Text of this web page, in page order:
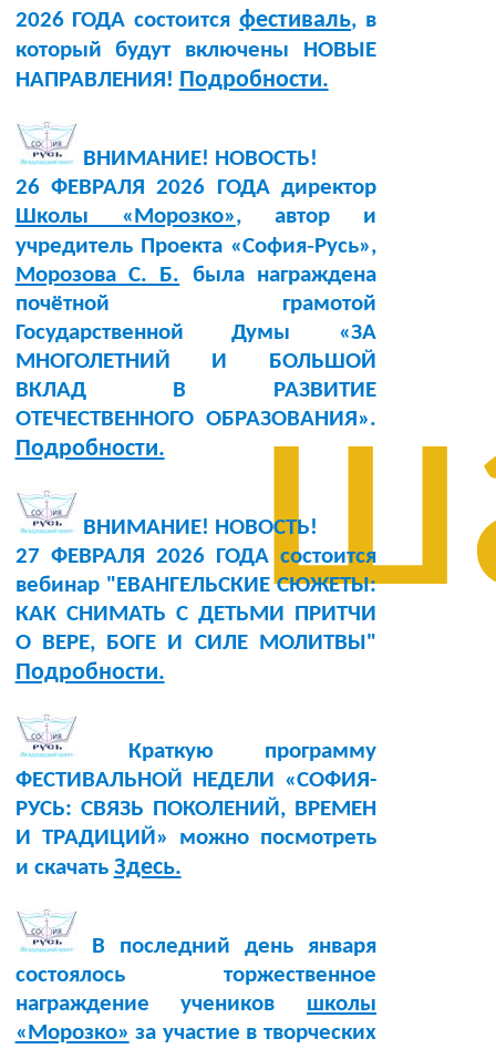
2026 ГОДА состоитсяфестиваль, в
который будут включены НОВЫЕ
НАПРАВЛЕНИЯ! Подробности.
ВНИМАНИЕ! НОВОСТЬ!
26 ФЕВРАЛЯ 2026 ГОДА директор
Школы «Морозко», автор и
учредитель Проекта «София‑Русь»,
Морозова С. Б. была награждена
почётной грамотой
Государственной Думы «ЗА
МНОГОЛЕТНИЙ И БОЛЬШОЙ
ВКЛАД В РАЗВИТИЕ
ОТЕЧЕСТВЕННОГО ОБРАЗОВАНИЯ».
Подробности.
ВНИМАНИЕ! НОВОСТЬ!
27 ФЕВРАЛЯ 2026 ГОДА состоится
вебинар "ЕВАНГЕЛЬСКИЕ СЮЖЕТЫ:
КАК СНИМАТЬ С ДЕТЬМИ ПРИТЧИ
О ВЕРЕ, БОГЕ И СИЛЕ МОЛИТВЫ"
Подробности.
Краткую программу
ФЕСТИВАЛЬНОЙ НЕДЕЛИ «СОФИЯ-
РУСЬ: СВЯЗЬ ПОКОЛЕНИЙ, ВРЕМЕН
И ТРАДИЦИЙ» можно посмотреть
и скачать Здесь.
В последний день января
состоялось торжественное
награждение учеников школы
«Морозко» за участие в творческих